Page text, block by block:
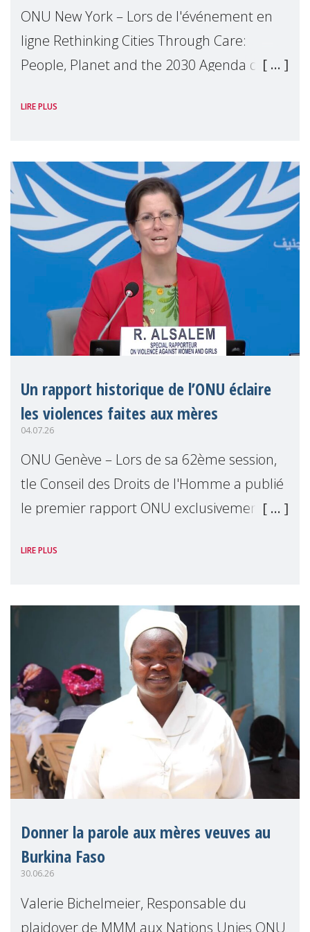
ONU New York – Lors de l'événement en
ligne Rethinking Cities Through Care:
People, Planet and the 2030 Agenda que
Politique de Haut Niveau (FPHN) des
LIRE PLUS
Un rapport historique de l’ONU éclaire
les violences faites aux mères
04.07.26
ONU Genève – Lors de sa 62ème session,
tle Conseil des Droits de l'Homme a publié
le premier rapport ONU exclusivement
de droits. Présenté par Reem Alsalem, the
LIRE PLUS
Donner la parole aux mères veuves au
Burkina Faso
30.06.26
Valerie Bichelmeier, Responsable du
plaidoyer de MMM aux Nations Unies ONU